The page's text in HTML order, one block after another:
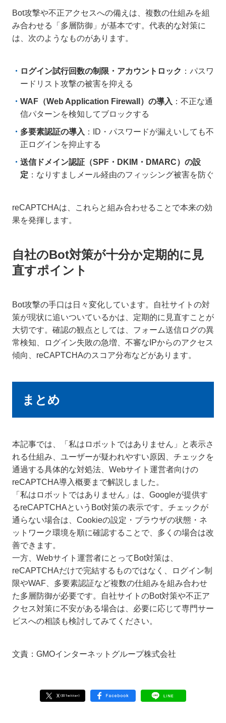
Bot攻撃や不正アクセスへの備えは、複数の仕組みを組
み合わせる「多層防御」が基本です。代表的な対策に
は、次のようなものがあります。
ログイン試行回数の制限・アカウントロック ：パスワ
ードリスト攻撃の被害を抑える
WAF（Web Application Firewall）の導入 ：不正な通
信パターンを検知してブロックする
多要素認証の導入 ：ID・パスワードが漏えいしても不
正ログインを抑止する
送信ドメイン認証（SPF・DKIM・DMARC）の設
定 ：なりすましメール経由のフィッシング被害を防ぐ
reCAPTCHAは、これらと組み合わせることで本来の効
果を発揮します。
自社のBot対策が十分か定期的に見
直すポイント
Bot攻撃の手口は日々変化しています。自社サイトの対
策が現状に追いついているかは、定期的に見直すことが
大切です。確認の観点としては、フォーム送信ログの異
常検知、ログイン失敗の急増、不審なIPからのアクセス
傾向、reCAPTCHAのスコア分布などがあります。
まとめ
本記事では、「私はロボットではありません」と表示さ
れる仕組み、ユーザーが疑われやすい原因、チェックを
通過する具体的な対処法、Webサイト運営者向けの
reCAPTCHA導入概要まで解説しました。
「私はロボットではありません」は、Googleが提供す
るreCAPTCHAというBot対策の表示です。チェックが
通らない場合は、Cookieの設定・ブラウザの状態・ネ
ットワーク環境を順に確認することで、多くの場合は改
善できます。
一方、Webサイト運営者にとってBot対策は、
reCAPTCHAだけで完結するものではなく、ログイン制
限やWAF、多要素認証など複数の仕組みを組み合わせ
た多層防御が必要です。自社サイトのBot対策や不正ア
クセス対策に不安がある場合は、必要に応じて専門サー
ビスへの相談も検討してみてください。
文責：GMOインターネットグループ株式会社